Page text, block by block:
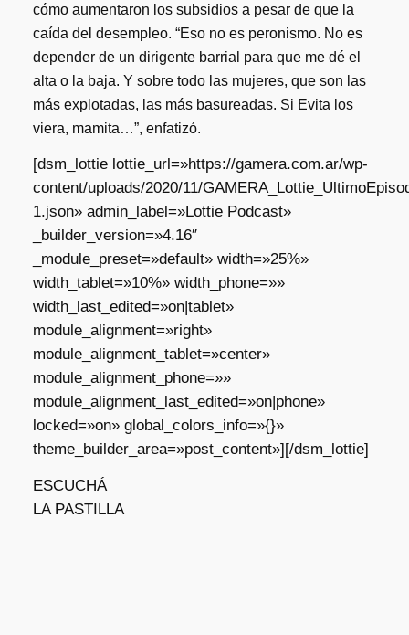
cómo aumentaron los subsidios a pesar de que la
caída del desempleo. “Eso no es peronismo. No es
depender de un dirigente barrial para que me dé el
alta o la baja. Y sobre todo las mujeres, que son las
más explotadas, las más basureadas. Si Evita los
viera, mamita…”, enfatizó.
[dsm_lottie lottie_url=»https://gamera.com.ar/wp-
content/uploads/2020/11/
1.json» admin_label=»Lottie Podcast»
_builder_version=»4.16″
_module_preset=»default» width=»25%»
width_tablet=»10%» width_phone=»»
width_last_edited=»on|tablet»
module_alignment=»right»
module_alignment_tablet=»center»
module_alignment_phone=»»
module_alignment_last_edited=»on|phone»
locked=»on» global_colors_info=»{}»
theme_builder_area=»post_content»][/dsm_lottie]
ESCUCHÁ
LA PASTILLA